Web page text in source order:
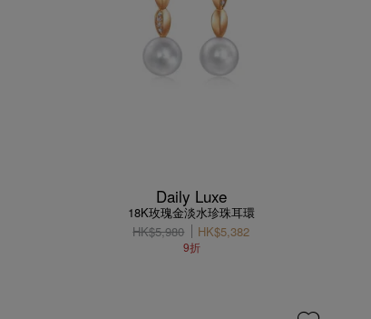
Daily Luxe
18K玫瑰金淡水珍珠耳環
HK$5,980
HK$5,382
9折